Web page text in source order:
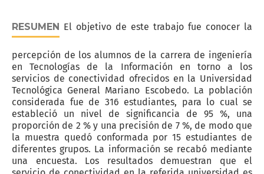
RESUMEN El objetivo de este trabajo fue conocer la
percepción de los alumnos de la carrera de ingeniería
en Tecnologías de la Información en torno a los
servicios de conectividad ofrecidos en la Universidad
Tecnológica General Mariano Escobedo. La población
considerada fue de 316 estudiantes, para lo cual se
estableció un nivel de significancia de 95 %, una
proporción de 2 % y una precisión de 7 %, de modo que
la muestra quedó conformada por 15 estudiantes de
diferentes grupos. La información se recabó mediante
una encuesta. Los resultados demuestran que el